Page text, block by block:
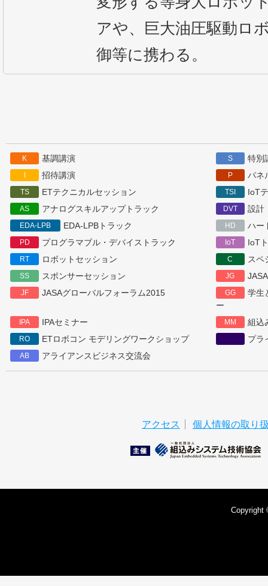
アや、巨大油圧駆動ロ
御等に携わる。
K 基調講演 S 特別
I 招待講演 P パネ
TS ETテクニカルセッション TSI IoT
AS アナログスキルアップトラック DVT 設計
EDA-LPB EDA-LPBトラック HD ハー
PD プログラマブル・デバイストラック IoT IoT
RT ロボットセッション C スペ
SS スポンサーセッション JG
JF JASAグローバルフォーラム2015 GG
学生
ー
IPA IPAセミナー MM 組込
RO ETロボコン モデリングワークショップ プラ
AB アライアンスビジネス交流会
アクセス 個人情報の取り
Copyright